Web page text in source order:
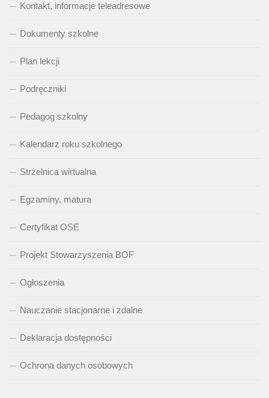
Kontakt, informacje teleadresowe
Dokumenty szkolne
Plan lekcji
Podręczniki
Pedagog szkolny
Kalendarz roku szkolnego
Strzelnica wirtualna
Egzaminy, matura
Certyfikat OSE
Projekt Stowarzyszenia BOF
Ogłoszenia
Nauczanie stacjonarne i zdalne
Deklaracja dostępności
Ochrona danych osobowych